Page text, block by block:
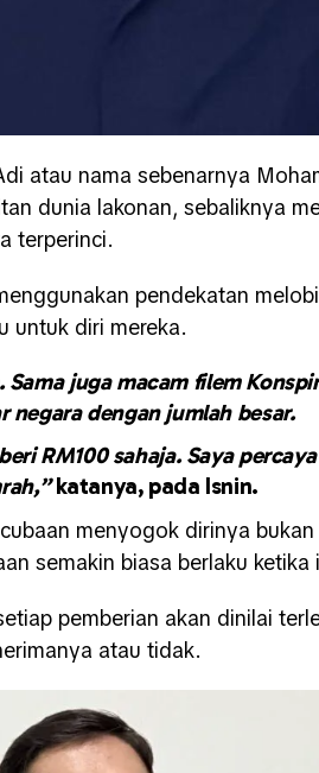
atau nama sebenarnya
dunia lakonan, sebaliknya
terperinci.
pendekatan
untuk diri mereka.
Sama juga macam filem
negara dengan jumlah besar.
RM100 sahaja. Saya
katanya, pada Isnin.
menyogok dirinya
semakin biasa berlaku ketika
pemberian akan dinilai
atau tidak.